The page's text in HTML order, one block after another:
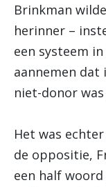
Brinkman
herinner –
een systeem
aannemen dat
niet-donor
Het was
de oppositie,
een half